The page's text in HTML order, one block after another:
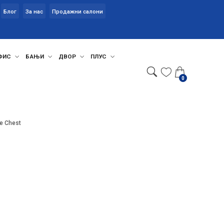
Блог За нас Продажни салони
БАЊИ ДВОР ПЛУС
0
Chest